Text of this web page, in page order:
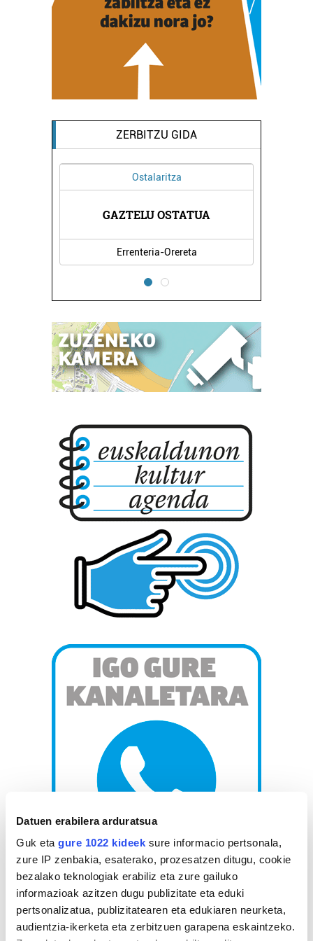
Datuen erabilera arduratsua
Guk eta gure 1022 kideek sure informacio pertsonala,
zure IP zenbakia, esaterako, prozesatzen ditugu, cookie
bezalako teknologiak erabiliz eta zure gailuko
informazioak azitzen dugu publizitate eta eduki
pertsonalizatua, publizitatearen eta edukiaren neurketa,
audientzia-ikerketa eta zerbitzuen garapena eskaintzeko.
ZERBITZU GIDA
Ostalaritza
GAZTELU OSTATUA
Errenteria-Orereta
Abuztua 2026